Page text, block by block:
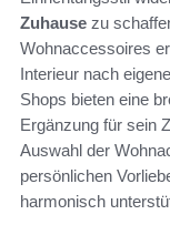
Zuhause zu
Wohnaccessoires
Interieur nach
Shops bieten eine
Ergänzung für sein
Auswahl der
persönlichen
harmonisch